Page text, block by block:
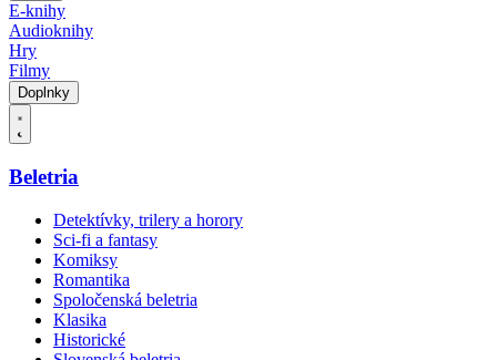
E-knihy
Audioknihy
Hry
Filmy
Doplnky
Beletria
Detektívky, trilery a horory
Sci-fi a fantasy
Komiksy
Romantika
Spoločenská beletria
Klasika
Historické